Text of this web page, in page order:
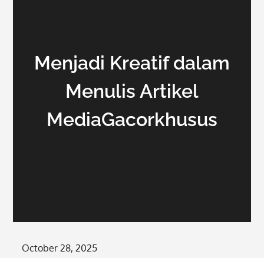
Menjadi Kreatif dalam
Menulis Artikel
MediaGacorkhusus
Posted
October 28, 2025